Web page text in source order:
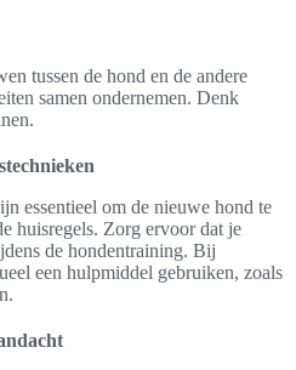
tussen de hond en de andere
samen ondernemen. Denk
essentieel om de nieuwe hond te
huisregels. Zorg ervoor dat je
de hondentraining. Bij
een hulpmiddel gebruiken, zoals